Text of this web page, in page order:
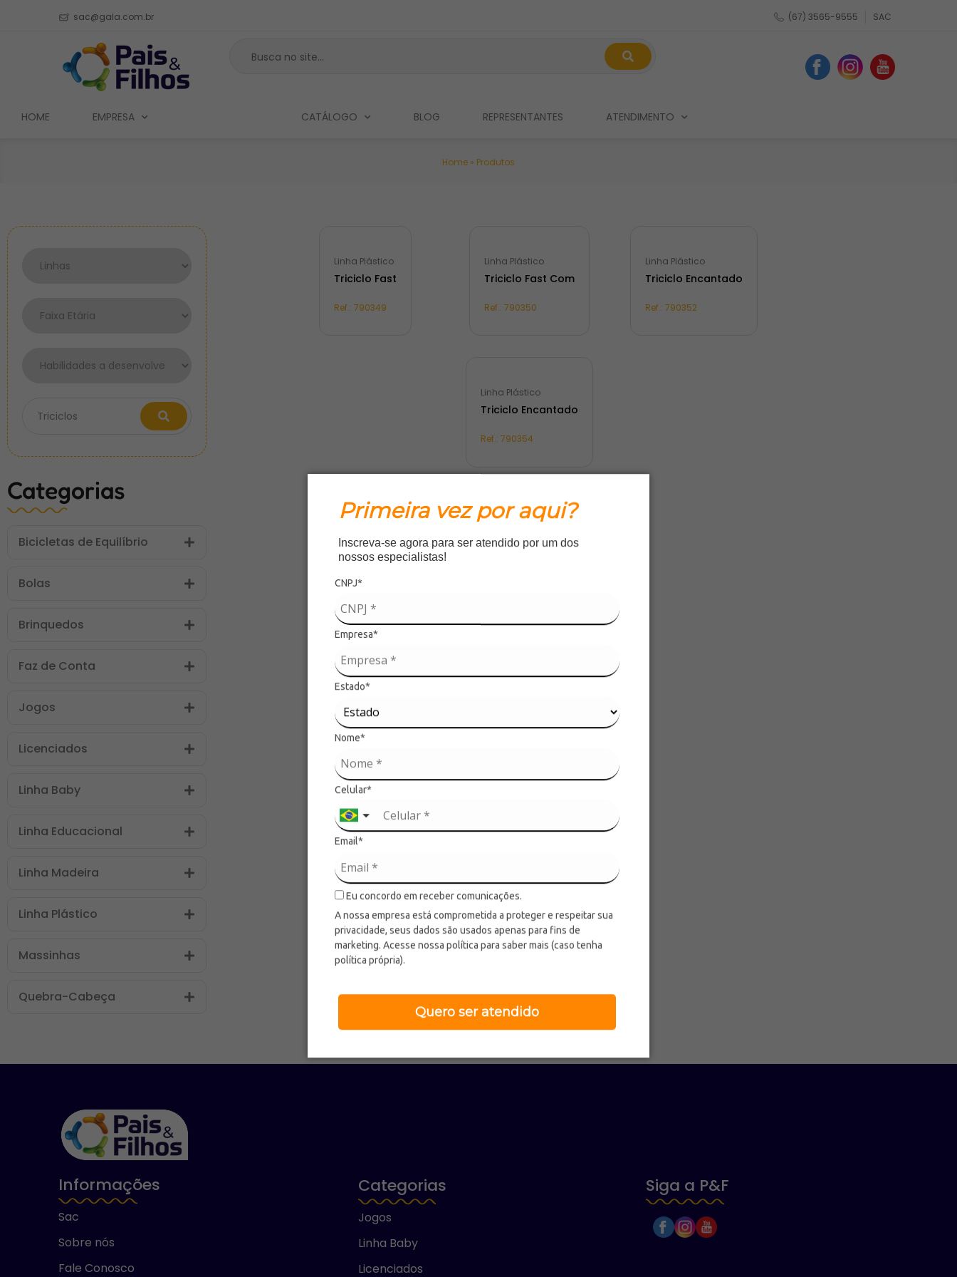
Primeira vez por aqui?
Inscreva-se agora para ser atendido por um dos
nossos especialistas!
CNPJ*
Empresa*
Estado*
Nome*
Celular*
Email*
Eu concordo em receber comunicações.
A nossa empresa está comprometida a proteger e respeitar sua
privacidade, seus dados são usados apenas para fins de
marketing. Acesse nossa política para saber mais (caso tenha
política própria).
Quero ser atendido
sac@gala.com.br (67) 3565-9555 SAC
HOME EMPRESA CATÁLOGO BLOG REPRESENTANTES ATENDIMENTO
Home » Produtos
Categorias
Bicicletas de Equilíbrio
Bolas
Brinquedos
Faz de Conta
Jogos
Licenciados
Linha Baby
Linha Educacional
Linha Madeira
Linha Plástico
Massinhas
Quebra-Cabeça
Linha Plástico
Triciclo Fast
Ref.:790349
Linha Plástico
Triciclo Fast Com
Ref.:790350
Linha Plástico
Triciclo Encantado
Ref.:790352
Linha Plástico
Triciclo Encantado
Ref.:790354
1
Informações
Sac
Sobre nós
Fale Conosco
Categorias
Jogos
Linha Baby
Licenciados
Siga a P&F